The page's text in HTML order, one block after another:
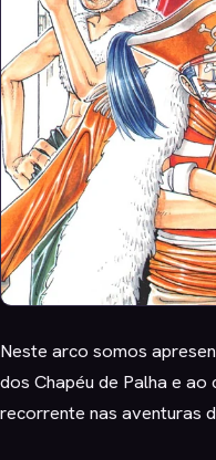
Neste arco somos
dos Chapéu de Palha e
recorrente nas aventuras